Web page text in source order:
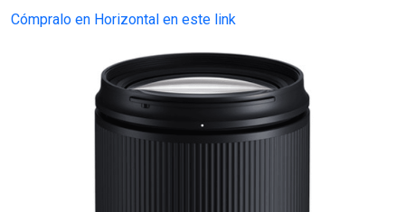
Cómpralo en Horizontal en este link